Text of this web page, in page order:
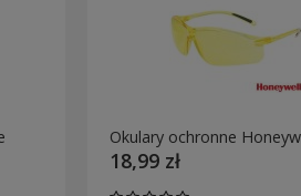
Okulary ochronne
18,99 zł